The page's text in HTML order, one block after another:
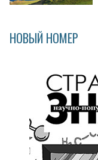
НОВЫЙ НОМЕР